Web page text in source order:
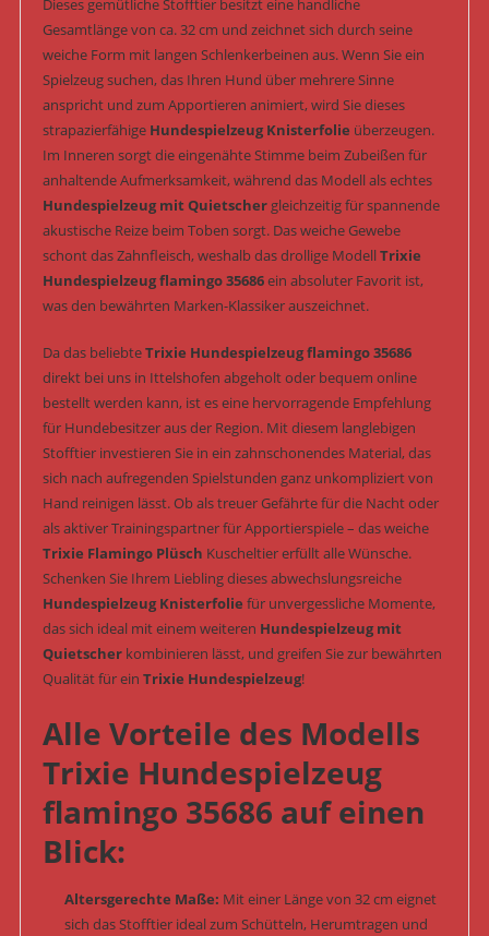
Dieses gemütliche Stofftier besitzt eine handliche
Gesamtlänge von ca. 32 cm und zeichnet sich durch seine
weiche Form mit langen Schlenkerbeinen aus. Wenn Sie ein
Spielzeug suchen, das Ihren Hund über mehrere Sinne
anspricht und zum Apportieren animiert, wird Sie dieses
strapazierfähige Hundespielzeug Knisterfolie überzeugen.
Im Inneren sorgt die eingenähte Stimme beim Zubeißen für
anhaltende Aufmerksamkeit, während das Modell als echtes
Hundespielzeug mit Quietschergleichzeitig für spannende
akustische Reize beim Toben sorgt. Das weiche Gewebe
schont das Zahnfleisch, weshalb das drollige ModellTrixie
Hundespielzeug flamingo 35686ein absoluter Favorit ist,
was den bewährten Marken-Klassiker auszeichnet.
Da das beliebteTrixie Hundespielzeug flamingo 35686
direkt bei uns in Ittelshofen abgeholt oder bequem online
bestellt werden kann, ist es eine hervorragende Empfehlung
für Hundebesitzer aus der Region. Mit diesem langlebigen
Stofftier investieren Sie in ein zahnschonendes Material, das
sich nach aufregenden Spielstunden ganz unkompliziert von
Hand reinigen lässt. Ob als treuer Gefährte für die Nacht oder
als aktiver Trainingspartner für Apportierspiele – das weiche
Trixie Flamingo Plüsch Kuscheltier erfüllt alle Wünsche.
Schenken Sie Ihrem Liebling dieses abwechslungsreiche
Hundespielzeug Knisterfolie für unvergessliche Momente,
das sich ideal mit einem weiteren Hundespielzeug mit
Quietscherkombinieren lässt, und greifen Sie zur bewährten
Qualität für ein Trixie Hundespielzeug!
Alle Vorteile des Modells
Trixie Hundespielzeug
flamingo 35686 auf einen
Blick:
Altersgerechte Maße: Mit einer Länge von 32 cm eignet
sich das Stofftier ideal zum Schütteln, Herumtragen und